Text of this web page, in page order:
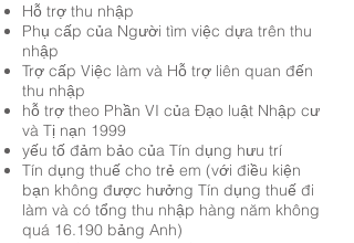
Hỗ trợ thu nhập
Phụ cấp của Người tìm việc dựa trên thu
nhập
Trợ cấp Việc làm và Hỗ trợ liên quan đến
thu nhập
hỗ trợ theo Phần VI của Đạo luật Nhập cư
và Tị nạn 1999
yếu tố đảm bảo của Tín dụng hưu trí
Tín dụng thuế cho trẻ em (với điều kiện
bạn không được hưởng Tín dụng thuế đi
làm và có tổng thu nhập hàng năm không
quá 16.190 bảng Anh)